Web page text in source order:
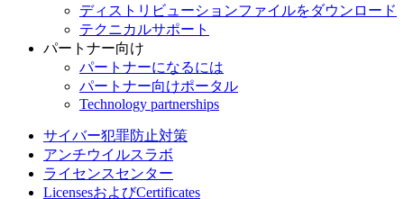
ディストリビューションファイルをダウンロード
テクニカルサポート
パートナー向け
パートナーになるには
パートナー向けポータル
Technology partnerships
サイバー犯罪防止対策
アンチウイルスラボ
ライセンスセンター
LicensesおよびCertificates